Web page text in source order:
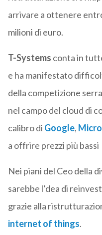
arrivare a ottenere
milioni di euro.
T-Systems conta in
e ha manifestato
della competizione
nel campo del cloud di
calibro di Google,
a offrire prezzi più bassi
Nei piani del Ceo della
sarebbe l’dea di
grazie alla
internet of things.